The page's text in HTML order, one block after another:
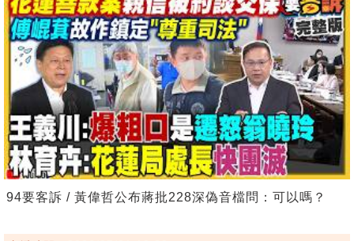
94要客訴 / 黃偉哲公布蔣批228深偽音檔問：可以嗎？